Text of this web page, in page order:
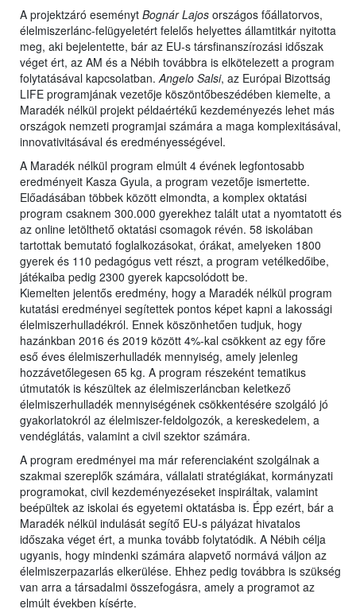
A projektzáró eseményt Bognár Lajos országos főállatorvos,
élelmiszerlánc-felügyeletért felelős helyettes államtitkár nyitotta
meg, aki bejelentette, bár az EU-s társfinanszírozási időszak
véget ért, az AM és a Nébih továbbra is elkötelezett a program
folytatásával kapcsolatban.Angelo Salsi, az Európai Bizottság
LIFE programjának vezetője köszöntőbeszédében kiemelte, a
Maradék nélkül projekt példaértékű kezdeményezés lehet más
országok nemzeti programjai számára a maga komplexitásával,
innovativitásával és eredményességével.
A Maradék nélkül program elmúlt 4 évének legfontosabb
eredményeit Kasza Gyula, a program vezetője ismertette.
Előadásában többek között elmondta, a komplex oktatási
program csaknem 300.000 gyerekhez talált utat a nyomtatott és
az online letölthető oktatási csomagok révén. 58 iskolában
tartottak bemutató foglalkozásokat, órákat, amelyeken 1800
gyerek és 110 pedagógus vett részt, a program vetélkedőibe,
játékaiba pedig 2300 gyerek kapcsolódott be.
Kiemelten jelentős eredmény, hogy a Maradék nélkül program
kutatási eredményei segítettek pontos képet kapni a lakossági
élelmiszerhulladékról. Ennek köszönhetően tudjuk, hogy
hazánkban 2016 és 2019 között 4%-kal csökkent az egy főre
eső éves élelmiszerhulladék mennyiség, amely jelenleg
hozzávetőlegesen 65 kg. A program részeként tematikus
útmutatók is készültek az élelmiszerláncban keletkező
élelmiszerhulladék mennyiségének csökkentésére szolgáló jó
gyakorlatokról az élelmiszer-feldolgozók, a kereskedelem, a
vendéglátás, valamint a civil szektor számára.
A program eredményei ma már referenciaként szolgálnak a
szakmai szereplők számára, vállalati stratégiákat, kormányzati
programokat, civil kezdeményezéseket inspiráltak, valamint
beépültek az iskolai és egyetemi oktatásba is. Épp ezért, bár a
Maradék nélkül indulását segítő EU-s pályázat hivatalos
időszaka véget ért, a munka tovább folytatódik. A Nébih célja
ugyanis, hogy mindenki számára alapvető normává váljon az
élelmiszerpazarlás elkerülése. Ehhez pedig továbbra is szükség
van arra a társadalmi összefogásra, amely a programot az
elmúlt években kísérte.